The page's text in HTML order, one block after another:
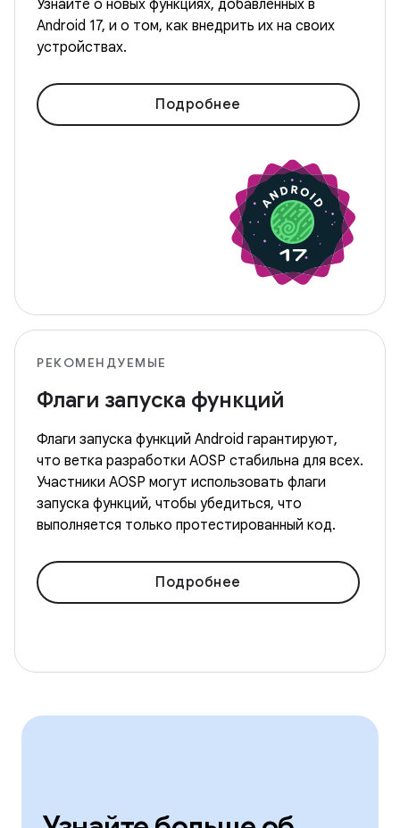
Узнайте о новых функциях, добавленных в
Android 17, и о том, как внедрить их на своих
устройствах.
Подробнее
РЕКОМЕНДУЕМЫЕ
Флаги запуска функций
Флаги запуска функций Android гарантируют,
что ветка разработки AOSP стабильна для всех.
Участники AOSP могут использовать флаги
запуска функций, чтобы убедиться, что
выполняется только протестированный код.
Подробнее